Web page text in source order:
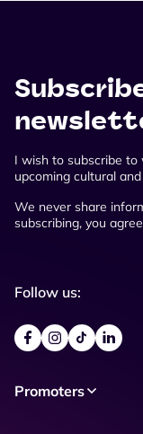
I wish to subscribe
upcoming cultural
We never share
subscribing, you
Follow us:
Promoters